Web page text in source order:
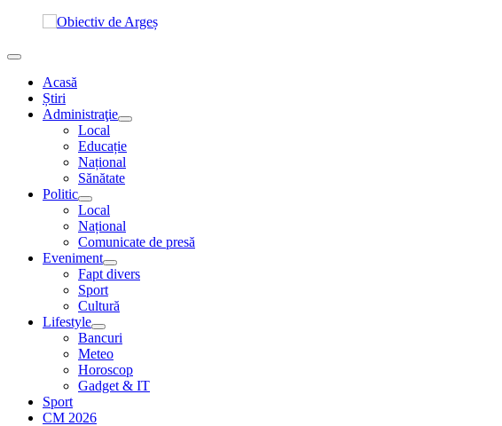
Acasă
Știri
Administraţie
Local
Educație
Național
Sănătate
Politic
Local
Național
Comunicate de presă
Eveniment
Fapt divers
Sport
Cultură
Lifestyle
Bancuri
Meteo
Horoscop
Gadget & IT
Sport
CM 2026